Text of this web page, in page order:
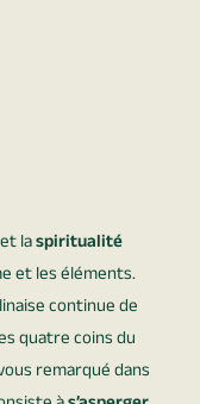
laspiritualité
et les éléments.
continue de
quatre coins du
remarqué dans